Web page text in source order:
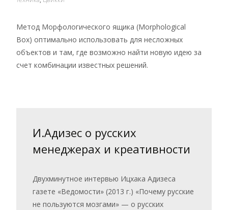
Метод Морфологического ящика (Morphological
Box) оптимально использовать для несложных
объектов и там, где возможно найти новую идею за
счет комбинации известных решений.
И.Адизес о русских
менеджерах и креативности
Двухминутное интервью Ицхака Адизеса
газете «Ведомости» (2013 г.) «Почему русские
не пользуются мозгами» — о русских